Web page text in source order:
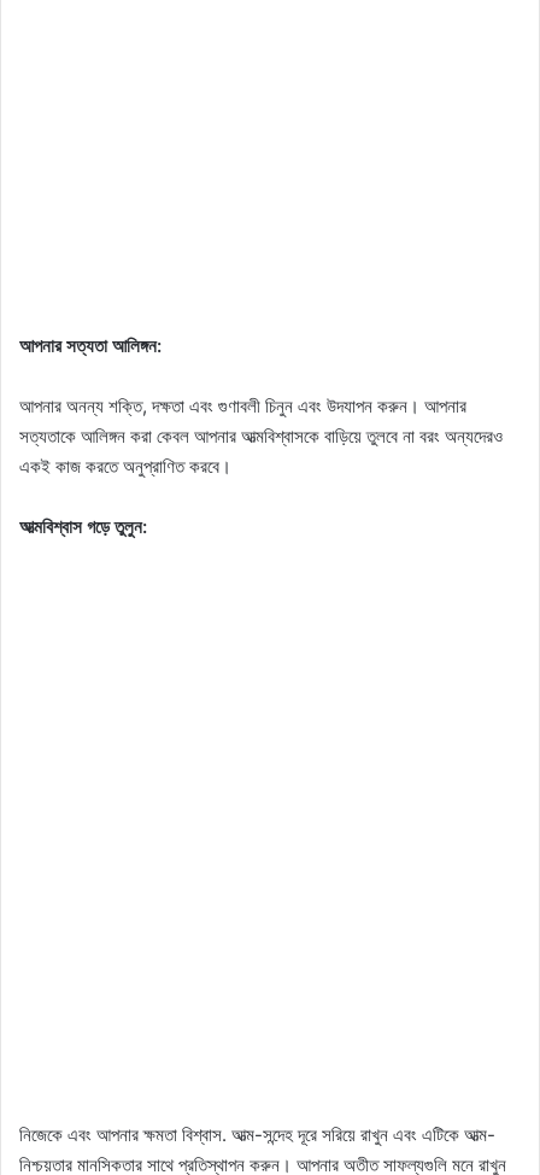
আপনার সত্যতা আলিঙ্গন:
আপনার অনন্য শক্তি, দক্ষতা এবং গুণাবলী চিনুন এবং উদযাপন করুন। আপনার
সত্যতাকে আলিঙ্গন করা কেবল আপনার আত্মবিশ্বাসকে বাড়িয়ে তুলবে না বরং অন্যদেরও
একই কাজ করতে অনুপ্রাণিত করবে।
আত্মবিশ্বাস গড়ে তুলুন:
নিজেকে এবং আপনার ক্ষমতা বিশ্বাস. আত্ম-সন্দেহ দূরে সরিয়ে রাখুন এবং এটিকে আত্ম-
নিশ্চয়তার মানসিকতার সাথে প্রতিস্থাপন করুন। আপনার অতীত সাফল্যগুলি মনে রাখুন